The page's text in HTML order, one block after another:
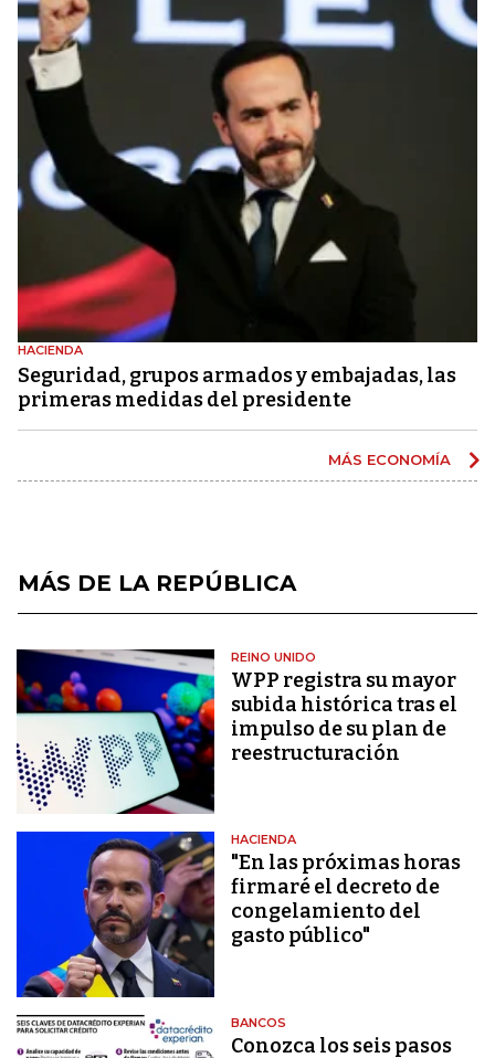
HACIENDA
Seguridad, grupos armados y embajadas, las
primeras medidas del presidente
MÁS ECONOMÍA
MÁS DE LA REPÚBLICA
REINO UNIDO
WPP registra su mayor
subida histórica tras el
impulso de su plan de
reestructuración
HACIENDA
"En las próximas horas
firmaré el decreto de
congelamiento del
gasto público"
BANCOS
Conozca los seis pasos